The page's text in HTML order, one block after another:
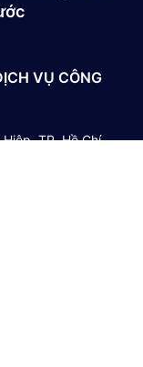
VỤ CÔNG
TP. Hồ Chí